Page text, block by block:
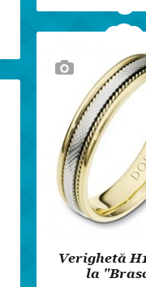
Verighetă
la